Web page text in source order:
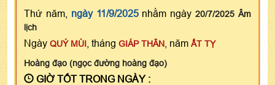
Thứ năm, ngày 11/9/2025nhằm ngày20/7/2025 Âm
lịch
Ngày QUÝ MÙI , tháng GIÁP THÂN , năm ẤT TỴ
Hoàng đạo (ngọc đường hoàng đạo)
GIỜ TỐT TRONG NGÀY :